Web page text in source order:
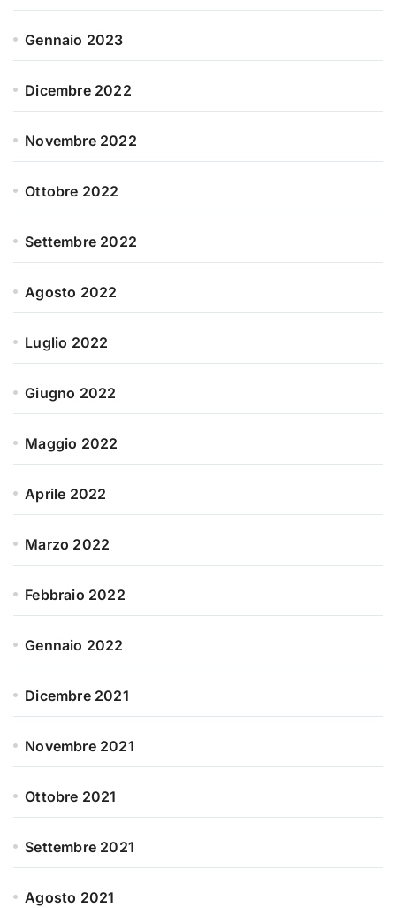
Gennaio 2023
Dicembre 2022
Novembre 2022
Ottobre 2022
Settembre 2022
Agosto 2022
Luglio 2022
Giugno 2022
Maggio 2022
Aprile 2022
Marzo 2022
Febbraio 2022
Gennaio 2022
Dicembre 2021
Novembre 2021
Ottobre 2021
Settembre 2021
Agosto 2021